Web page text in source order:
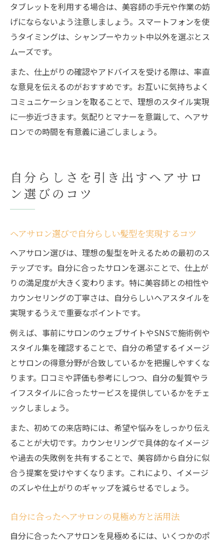
タブレットを利用する場合は、美容師の手元や作業の妨
げにならないよう注意しましょう。スマートフォンを使
うタイミングは、シャンプーやカット中以外を選ぶとス
ムーズです。
また、仕上がりの確認やアドバイスを受ける際は、率直
な意見を伝えるのがおすすめです。お互いに気持ちよく
コミュニケーションを取ることで、理想のスタイル実現
に一歩近づきます。気配りとマナーを意識して、ヘアサ
ロンでの時間を有意義に過ごしましょう。
自分らしさを引き出すヘアサロ
ン選びのコツ
ヘアサロン選びで自分らしい髪型を実現するコツ
ヘアサロン選びは、理想の髪型を叶えるための最初のス
テップです。自分に合ったサロンを選ぶことで、仕上が
りの満足度が大きく変わります。特に美容師との相性や
カウンセリングの丁寧さは、自分らしいヘアスタイルを
実現するうえで重要なポイントです。
例えば、事前にサロンのウェブサイトやSNSで施術例や
スタイル集を確認することで、自分の希望するイメージ
とサロンの得意分野が合致しているかを把握しやすくな
ります。口コミや評価も参考にしつつ、自分の髪質やラ
イフスタイルに合ったサービスを提供しているかをチェ
ックしましょう。
また、初めての来店時には、希望や悩みをしっかり伝え
ることが大切です。カウンセリングで具体的なイメージ
や過去の失敗例を共有することで、美容師から自分に似
合う提案を受けやすくなります。これにより、イメージ
のズレや仕上がりのギャップを減らせるでしょう。
自分に合ったヘアサロンの見極め方と活用法
自分に合ったヘアサロンを見極めるには、いくつかのポ